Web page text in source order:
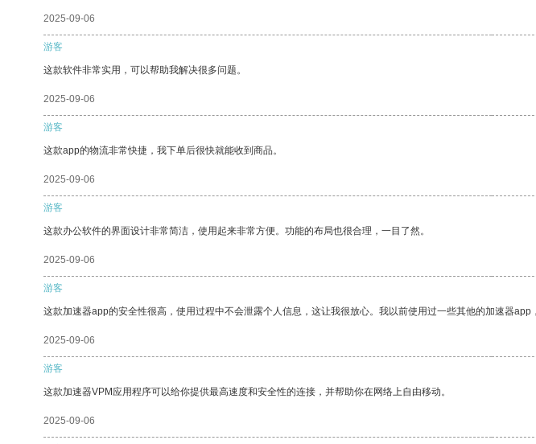
2025-09-06
游客
这款软件非常实用，可以帮助我解决很多问题。
2025-09-06
游客
这款app的物流非常快捷，我下单后很快就能收到商品。
2025-09-06
游客
这款办公软件的界面设计非常简洁，使用起来非常方便。功能的布局也很合理，一目了然。
2025-09-06
游客
这款加速器app的安全性很高，使用过程中不会泄露个人信息，这让我很放心。我以前使用过一些其他的加速器app
2025-09-06
游客
这款加速器VPM应用程序可以给你提供最高速度和安全性的连接，并帮助你在网络上自由移动。
2025-09-06